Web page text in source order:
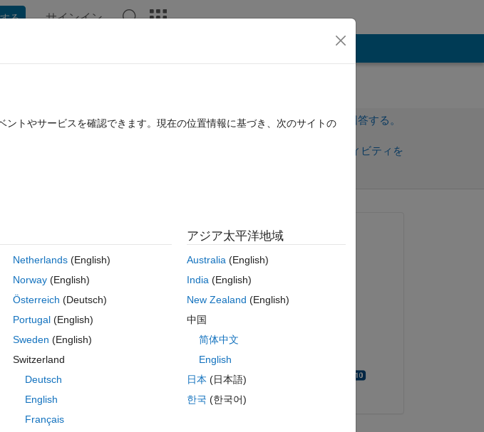
る サインイン
サインインしてこの質問に回答する。
サインインしてアクティビティを
0 投票
File
質問済み:
2012 年 12 月 12 日
コメント済み:
採用済み:
トやサービスを確認できます。現在の位置情報に基づき、次のサイトの
Netherlands(English)
Norway(English)
Österreich (Deutsch)
Portugal(English)
Sweden (English)
Switzerland
Deutsch
English
Français
アジア太平洋地域
Australia(English)
India(English)
New Zealand (English)
中国
简体中文
English
日本 (日本語)
한국 (한국어)